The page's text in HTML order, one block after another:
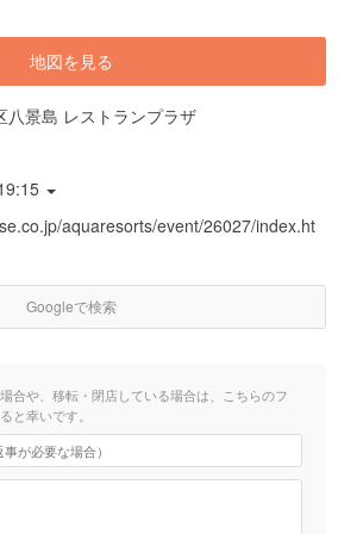
地図を見る
八景島 レストランプラザ
aquaresorts/event/26027/index.ht
Googleで検索
合や、移転・閉店している場合は、こちらのフ
と幸いです。